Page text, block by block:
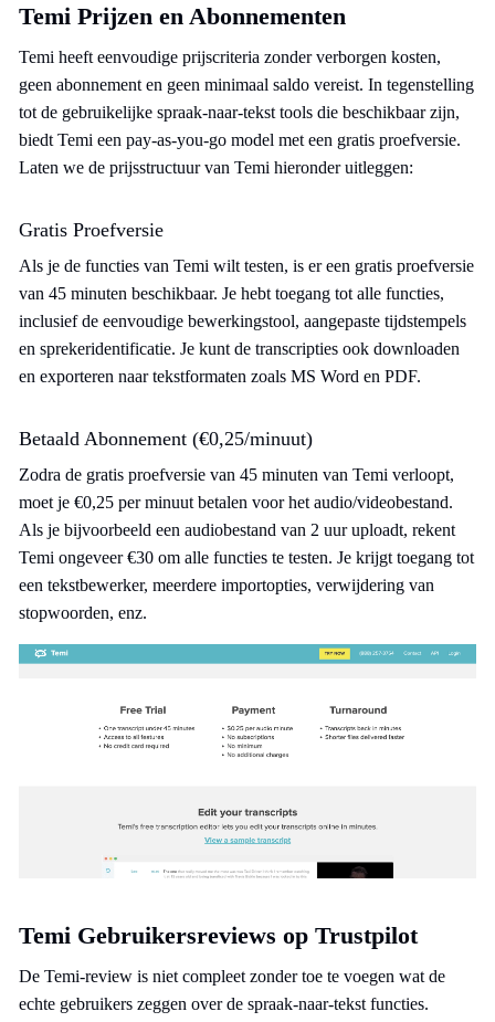
Temi Prijzen en Abonnementen
Temi heeft eenvoudige prijscriteria zonder verborgen kosten,
geen abonnement en geen minimaal saldo vereist. In tegenstelling
tot de gebruikelijke spraak-naar-tekst tools die beschikbaar zijn,
biedt Temi een pay-as-you-go model met een gratis proefversie.
Laten we de prijsstructuur van Temi hieronder uitleggen:
Gratis Proefversie
Als je de functies van Temi wilt testen, is er een gratis proefversie
van 45 minuten beschikbaar. Je hebt toegang tot alle functies,
inclusief de eenvoudige bewerkingstool, aangepaste tijdstempels
en sprekeridentificatie. Je kunt de transcripties ook downloaden
en exporteren naar tekstformaten zoals MS Word en PDF.
Betaald Abonnement (€0,25/minuut)
Zodra de gratis proefversie van 45 minuten van Temi verloopt,
moet je €0,25 per minuut betalen voor het audio/videobestand.
Als je bijvoorbeeld een audiobestand van 2 uur uploadt, rekent
Temi ongeveer €30 om alle functies te testen. Je krijgt toegang tot
een tekstbewerker, meerdere importopties, verwijdering van
stopwoorden, enz.
Temi Gebruikersreviews op Trustpilot
De Temi-review is niet compleet zonder toe te voegen wat de
echte gebruikers zeggen over de spraak-naar-tekst functies.